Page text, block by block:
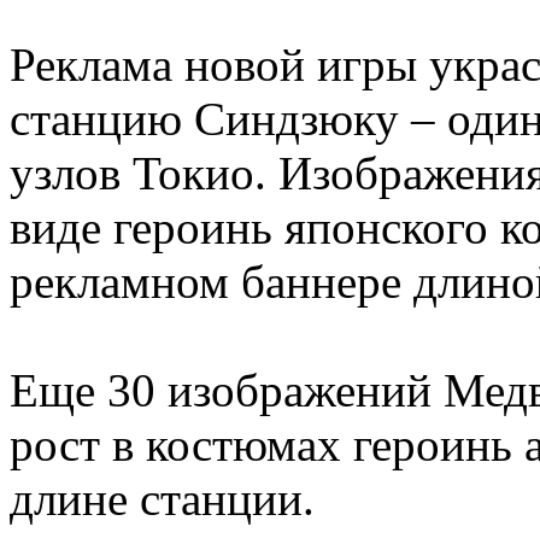
Реклама новой игры
станцию Синдзюку –
узлов Токио.
виде героинь японского
рекламном баннере
Еще 30 изображений
рост в костюмах героинь
длине станции.